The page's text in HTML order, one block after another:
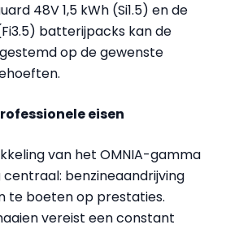
48V 1,5 kWh (Si1.5) en de
batterijpacks kan de
op de gewenste
eisen
van het OMNIA-gamma
benzineaandrijving
te boeten op prestaties.
vereist een constant